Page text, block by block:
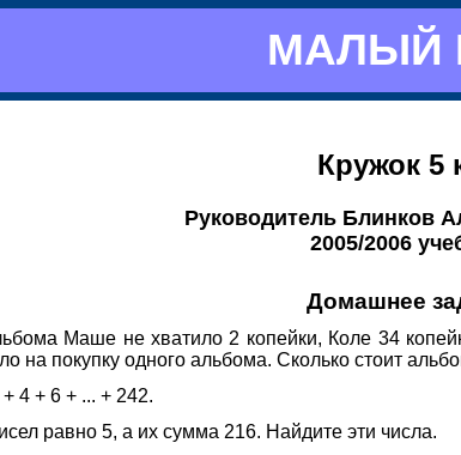
МАЛЫЙ
Кружок 5
Руководитель Блинков
2005/2006
Домашнее
Маше не хватило 2 копейки, Коле 34
на покупку одного альбома. Сколько стоит
4 + 6 + ... + 242.
равно 5, а их сумма 216. Найдите эти числа.